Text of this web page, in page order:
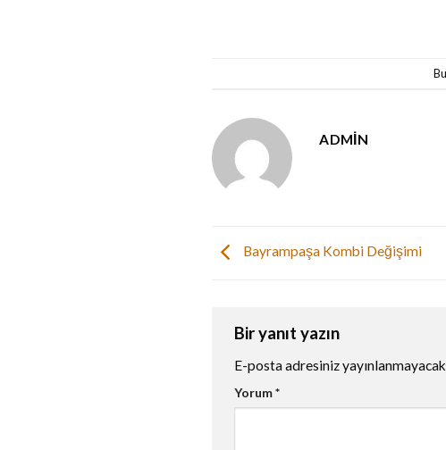
ADMIN
Bayrampaşa Kombi Değişimi
Bir yanıt yazın
E-posta adresiniz
Yorum*